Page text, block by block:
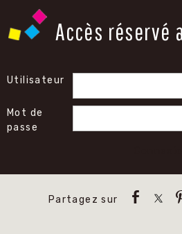
Accès réservé